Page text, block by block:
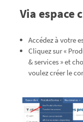
Via espace
Accédez à votre
Cliquez sur «
& services » et
voulez créer le